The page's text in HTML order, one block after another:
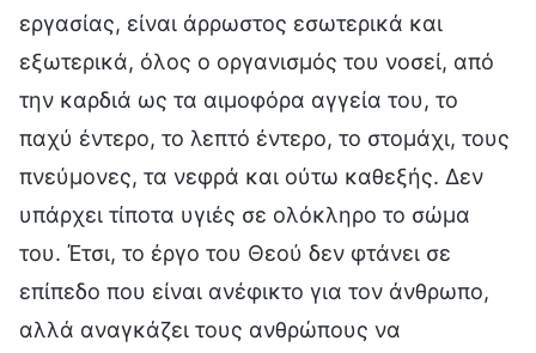
εργασίας, είναι άρρωστος εσωτερικά και
εξωτερικά, όλος ο οργανισμός του νοσεί, από
την καρδιά ως τα αιμοφόρα αγγεία του, το
παχύ έντερο, το λεπτό έντερο, το στομάχι, τους
πνεύμονες, τα νεφρά και ούτω καθεξής. Δεν
υπάρχει τίποτα υγιές σε ολόκληρο το σώμα
του. Έτσι, το έργο του Θεού δεν φτάνει σε
επίπεδο που είναι ανέφικτο για τον άνθρωπο,
αλλά αναγκάζει τους ανθρώπους να